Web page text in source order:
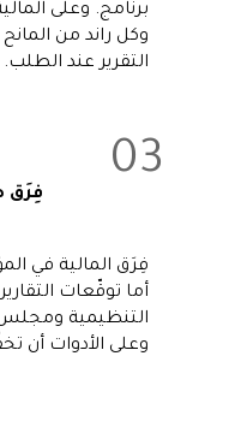
برنامج. وعلى
وكل راند من
التقرير عند الطلب.
03
فِرَق
فِرَق المالية في
أما توقّعات
التنظيمية
وعلى الأدوات أن